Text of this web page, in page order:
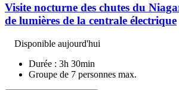
Visite nocturne des chutes du
de lumières de la centrale électrique
Disponible aujourd'hui
Durée : 3h 30min
Groupe de 7 personnes max.